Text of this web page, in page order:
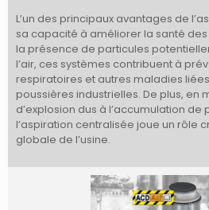
L’un des principaux avantages de
sa capacité à améliorer la santé
la présence de particules
l’air, ces systèmes contribuent à
respiratoires et autres maladies
poussières industrielles. De plus, en
d’explosion dus à l’accumulation
l’aspiration centralisée joue un rôle
globale de l’usine.